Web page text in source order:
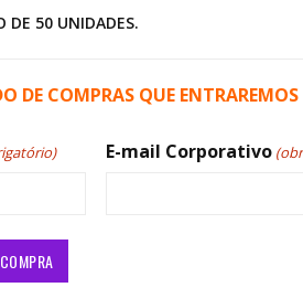
DE 50 UNIDADES.
DE COMPRAS QUE
E-mail Corporativo